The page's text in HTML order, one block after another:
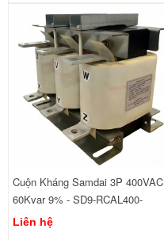
Cuộn Kháng Samdai 3P 400VAC
60Kvar 9% - SD9-RCAL400-
440/60
Liên hệ